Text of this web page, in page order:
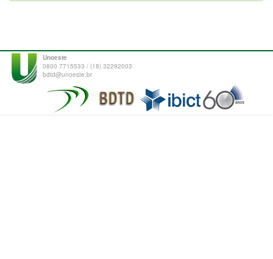
Unoeste
0800 7715533 / (18) 32292003
bdtd@unoeste.br